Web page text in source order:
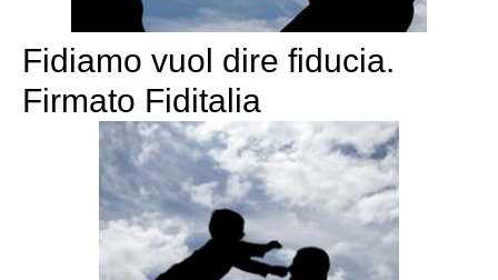
Fidiamo vuol dire fiducia.
Firmato Fiditalia